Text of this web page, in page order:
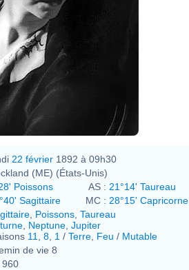
22 février 1892 à 09h30
(ME) (États-Unis)
Poissons AS : 21°14' Taureau
Sagittaire MC : 28°15' Capricorne
Poissons Taureau
Neptune Jupiter
11 8 1 / Terre Feu / Mutable
de vie 8
960